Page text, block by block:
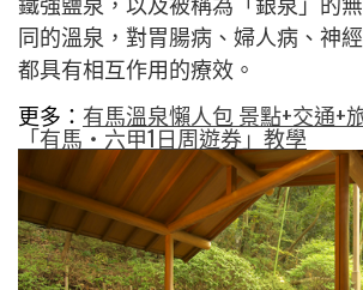
同的溫泉，對胃腸病、婦人病、神
都具有相互作用的療效。
更多： 有馬溫泉懶人包 景點+交通+
「有馬・六甲1日周遊券」教學